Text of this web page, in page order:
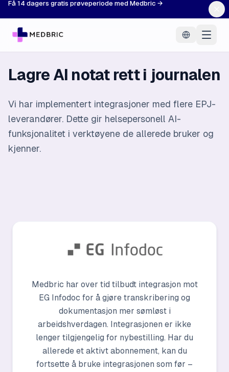
Få 14 dagers gratis prøveperiode med Medbric →
Lagre AI notat rett i journalen
Vi har implementert integrasjoner med flere EPJ-
leverandører. Dette gir helsepersonell AI-
funksjonalitet i verktøyene de allerede bruker og
kjenner.
Medbric har over tid tilbudt integrasjon mot
EG Infodoc for å gjøre transkribering og
dokumentasjon mer sømløst i
arbeidshverdagen. Integrasjonen er ikke
lenger tilgjengelig for nybestilling. Har du
allerede et aktivt abonnement, kan du
fortsette å bruke integrasjonen som før –